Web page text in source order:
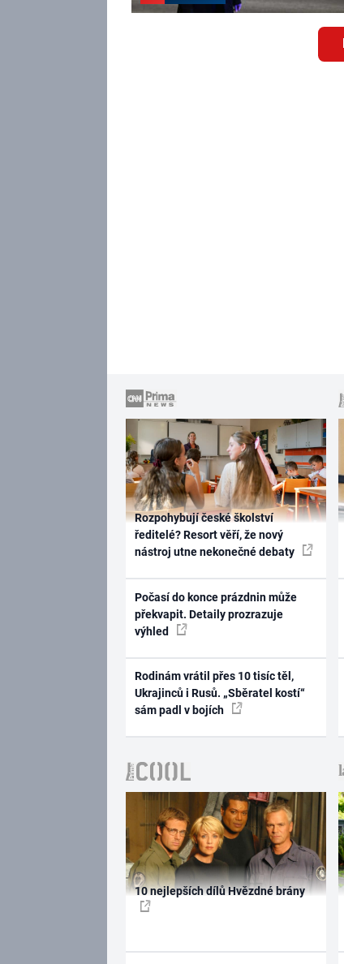
Rozpohybují české školství
ředitelé? Resort věří, že nový
nástroj utne nekonečné debaty
Počasí do konce prázdnin může
překvapit. Detaily prozrazuje
výhled
Rodinám vrátil přes 10 tisíc těl,
Ukrajinců i Rusů. „Sběratel kostí“
sám padl v bojích
10 nejlepších dílů Hvězdné brány